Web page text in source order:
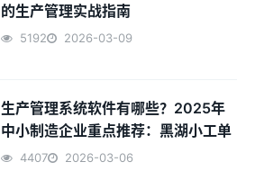
的生产管理实战指南
5192 2026-03-09
生产管理系统软件有哪些？2025年
中小制造企业重点推荐：黑湖小工单
4407 2026-03-06